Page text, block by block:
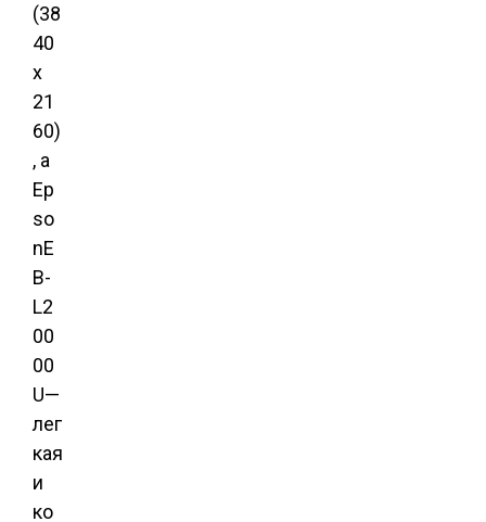
(38
40
x
21
60)
, а
Ep
so
nE
B-
L2
00
00
U—
лег
кая
и
ко